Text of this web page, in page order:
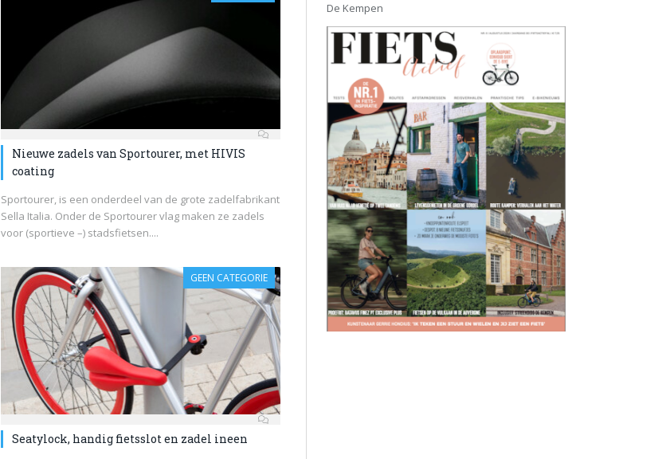
Nieuwe zadels van Sportourer, met HIVIS
coating
Sportourer, is een onderdeel van de grote zadelfabrikant
Sella Italia. Onder de Sportourer vlag maken ze zadels
voor (sportieve –) stadsfietsen....
GEEN CATEGORIE
Seatylock, handig fietsslot en zadel ineen
De Kempen